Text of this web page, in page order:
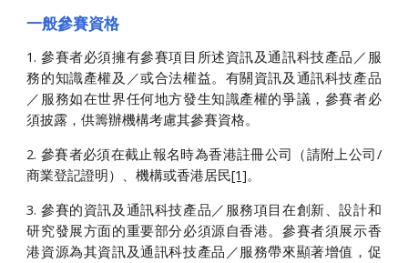
一般參賽資格
1. 參賽者必須擁有參賽項目所述資訊及通訊科技產品／服
務的知識產權及／或合法權益。有關資訊及通訊科技產品
／服務如在世界任何地方發生知識產權的爭議，參賽者必
須披露，供籌辦機構考慮其參賽資格。
2. 參賽者必須在截止報名時為香港註冊公司（請附上公司/
商業登記證明）、機構或香港居民[1]。
3. 參賽的資訊及通訊科技產品／服務項目在創新、設計和
研究發展方面的重要部分必須源自香港。參賽者須展示香
港資源為其資訊及通訊科技產品／服務帶來顯著增值，促